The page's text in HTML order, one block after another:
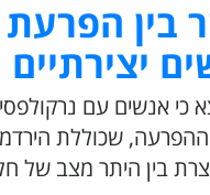
בין
יצירתיים
כי אנשים עם
שכוללת
בין היתר מצב של